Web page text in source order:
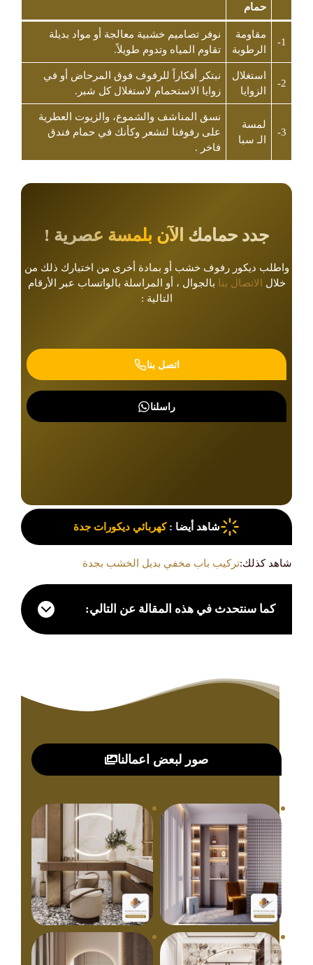
حمام
1-
مقاومة
الرطوبة
نوفر تصاميم خشبية معالجة أو مواد بديلة
تقاوم المياه وتدوم طويلاً.
2-
استغلال
الزوايا
نبتكر أفكاراً للرفوف فوق المرحاض أو في
زوايا الاستحمام لاستغلال كل شبر.
3-
​لمسة
الـ سبا
نسق المناشف والشموع، والزيوت العطرية
على رفوفنا لتشعر وكأنك في حمام فندق
فاخر .
​جدد حمامك الآن بلمسة عصرية !
واطلب ديكور رفوف خشب أو بمادة أخرى من اختيارك ذلك من
خلال
الاتصال بنا بالجوال ، أو المراسلة بالواتساب عبر الأرقام
التالية :
اتصل بنا
راسلنا
شاهد أيضا :كهربائي ديكورات جدة
شاهد كذلك:تركيب باب مخفي بديل الخشب بجدة
كما سنتحدث في هذه المقالة عن التالي:
صور لبعض اعمالنا